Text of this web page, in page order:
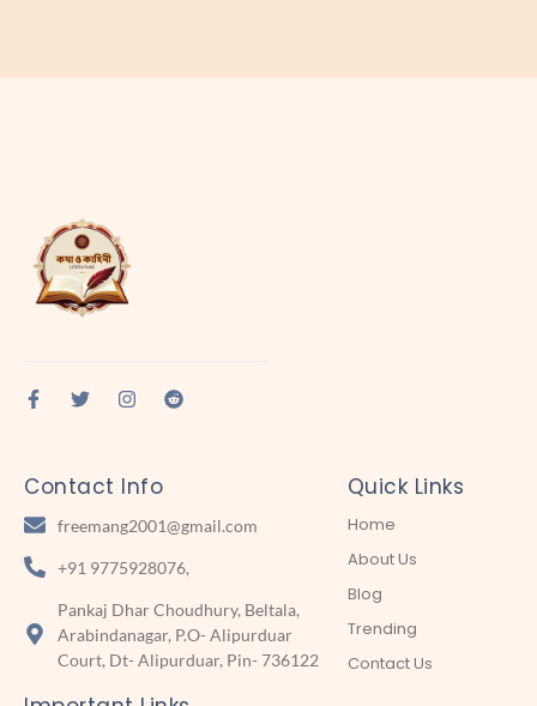
Contact Info
freemang2001@gmail.com
+91 9775928076,
Pankaj Dhar Choudhury, Beltala,
Arabindanagar, P.O- Alipurduar
Court, Dt- Alipurduar, Pin- 736122
Quick Links
Home
About Us
Blog
Trending
Contact Us